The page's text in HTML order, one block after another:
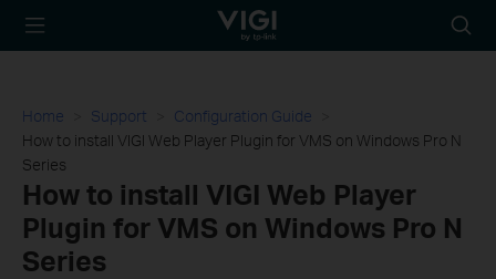
TP-Link, Reliably
icon
Home Support
Configuration Guide
How to install VIGI Web Player Plugin for VMS on Windows Pro N
Series
How to install VIGI Web Player
Plugin for VMS on Windows Pro N
Series